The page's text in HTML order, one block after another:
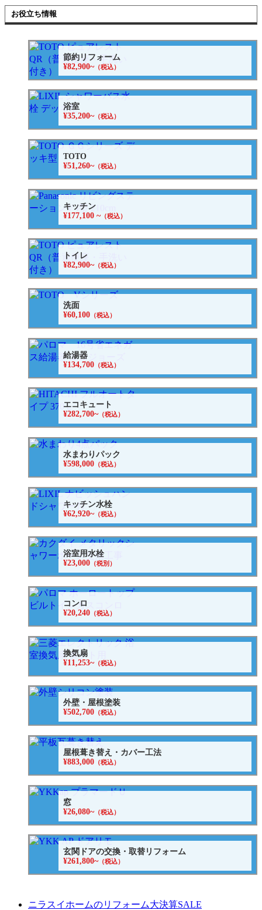
お役立ち情報
節約リフォーム
¥82,900~（税込）
浴室
¥35,200~（税込）
TOTO
¥51,260~（税込）
キッチン
¥177,100 ~（税込）
トイレ
¥82,900~（税込）
洗面
¥60,100 （税込）
給湯器
¥134,700 （税込）
エコキュート
¥282,700~（税込）
水まわりパック
¥598,000 （税込）
キッチン水栓
¥62,920~（税込）
浴室用水栓
¥23,000 （税別）
コンロ
¥20,240 （税込）
換気扇
¥11,253~（税込）
外壁・屋根塗装
¥502,700 （税込）
屋根葺き替え・カバー工法
¥883,000 （税込）
窓
¥26,080~（税込）
玄関ドアの交換・取替リフォーム
¥261,800~（税込）
ニラスイホームのリフォーム大決算SALE